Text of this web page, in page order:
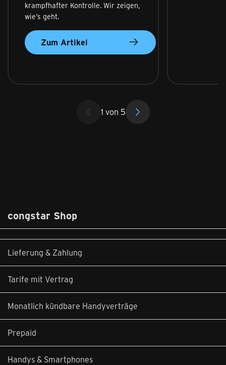
krampfhafter Kontrolle. Wir zeigen,
wie’s geht.
Zum Artikel
1 von 5
congstar Shop
Lieferung & Zahlung
Tarife mit Vertrag
Monatlich kündbare Handyverträge
Prepaid
Handys & Smartphones